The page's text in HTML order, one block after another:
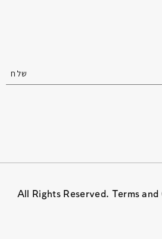
© 2020 All Rights Reserved. Terms